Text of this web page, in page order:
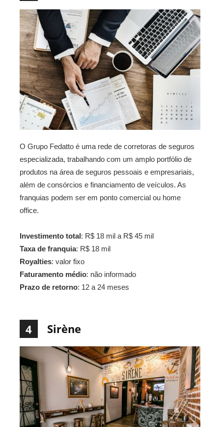
O Grupo Fedatto é uma rede de corretoras de seguros
especializada, trabalhando com um amplo portfólio de
produtos na área de seguros pessoais e empresariais,
além de consórcios e financiamento de veículos. As
franquias podem ser em ponto comercial ou home
office.
Investimento total: R$ 18 mil a R$ 45 mil
Taxa de franquia: R$ 18 mil
Royalties: valor fixo
Faturamento médio: não informado
Prazo de retorno: 12 a 24 meses
4 Sirène